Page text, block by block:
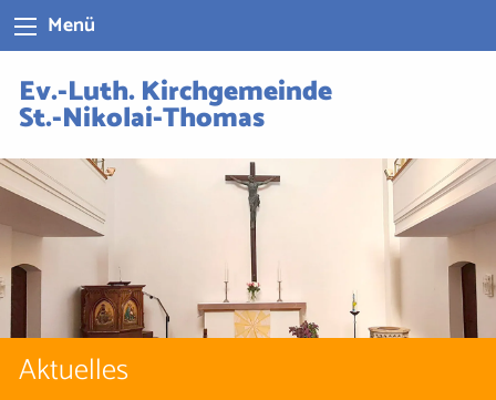
Menü
Ev.-Luth. Kirchgemeinde
St.-Nikolai-Thomas
Aktuelles